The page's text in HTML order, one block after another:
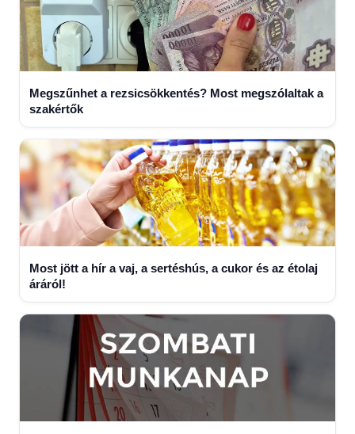
Megszűnhet a rezsicsökkentés? Most megszólaltak a
szakértők
Most jött a hír a vaj, a sertéshús, a cukor és az étolaj
áráról!